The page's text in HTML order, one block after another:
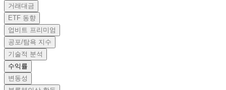
거래대금
ETF 동향
업비트 프리미엄
공포/탐욕 지수
기술적 분석
수익률
변동성